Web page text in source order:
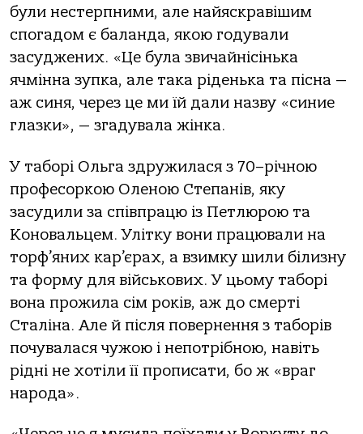
були нестерпними, але найяскравішим
спогадом є баланда, якою годували
засуджених. «Це була звичайнісінька
ячмінна зупка, але така ріденька та пісна —
аж синя, через це ми їй дали назву «синие
глазки», — згадувала жінка.
У таборі Ольга здружилася з 70–річною
професоркою Оленою Степанів, яку
засудили за співпрацю із Петлюрою та
Коновальцем. Улітку вони працювали на
торф’яних кар’єрах, а взимку шили білизну
та форму для військових. У цьому таборі
вона прожила сім років, аж до смерті
Сталіна. Але й після повернення з таборів
почувалася чужою і непотрібною, навіть
рідні не хотіли її прописати, бо ж «враг
народа».